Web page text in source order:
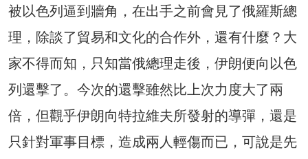
被以色列逼到牆角，在出手之前會見了俄羅斯總
理，除談了貿易和文化的合作外，還有什麼？大
家不得而知，只知當俄總理走後，伊朗便向以色
列還擊了。今次的還擊雖然比上次力度大了兩
倍，但觀乎伊朗向特拉維夫所發射的導彈，還是
只針對軍事目標，造成兩人輕傷而已，可說是先